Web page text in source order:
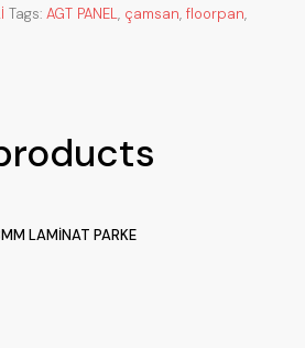
Tags: AGT PANEL, çamsan, floorpan,
LAMİNAT PARKE